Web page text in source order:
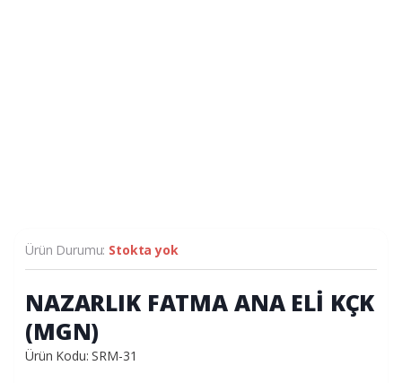
Ürün Durumu: Stokta yok
NAZARLIK FATMA ANA ELİ KÇK
(MGN)
Ürün Kodu: SRM-31